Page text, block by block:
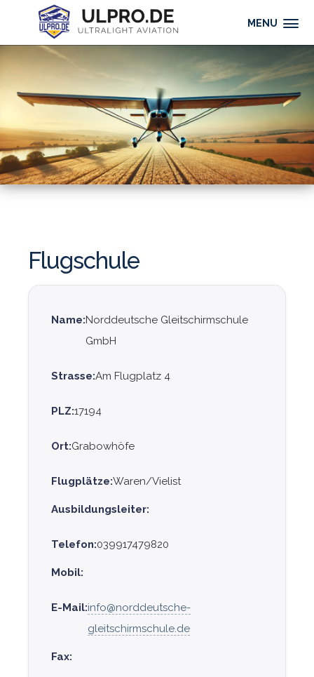
MENU
Flugschule
Name:Norddeutsche Gleitschirmschule
GmbH
Strasse:Am Flugplatz 4
PLZ:17194
Ort:Grabowhöfe
Flugplätze:Waren/Vielist
Ausbildungsleiter:
Telefon:039917479820
Mobil:
E-Mail:info@norddeutsche-
gleitschirmschule.de
Fax: